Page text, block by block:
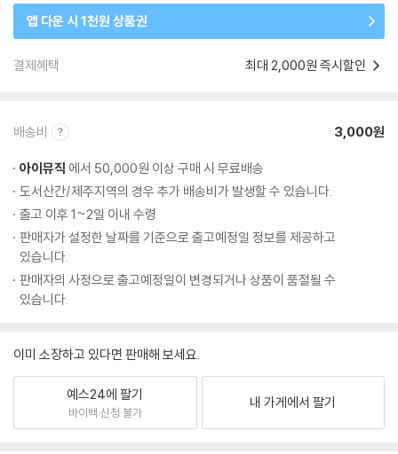
앱 다운 시 1천원 상품권
결제혜택 최대 2,000원 즉시할인
배송비 3,000원
아이뮤직 에서 50,000원 이상 구매 시 무료배송
도서산간/제주지역의 경우 추가 배송비가 발생할 수 있습니다.
출고 이후 1~2일 이내 수령
판매자가 설정한 날짜를 기준으로 출고예정일 정보를 제공하고
있습니다.
판매자의 사정으로 출고예정일이 변경되거나 상품이 품절될 수
있습니다.
이미 소장하고 있다면 판매해 보세요.
예스24에 팔기
바이백 신청 불가
내 가게에서 팔기